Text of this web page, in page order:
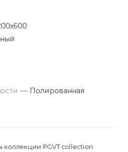
— Полированная
коллекции PGVT collection